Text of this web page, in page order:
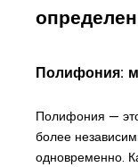
Полифония:
Полифония —
более
одновременно.